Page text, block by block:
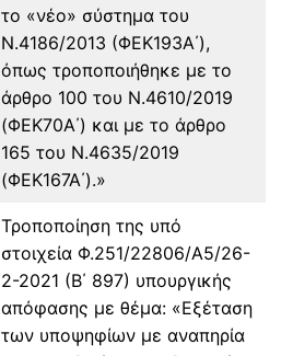
το «νέο» σύστημα του
Ν.4186/2013 (ΦΕΚ193Α΄),
όπως τροποποιήθηκε με το
άρθρο 100 του Ν.4610/2019
(ΦΕΚ70Α΄) και με το άρθρο
165 του Ν.4635/2019
(ΦΕΚ167Α΄).»
Τροποποίηση της υπό
στοιχεία Φ.251/22806/Α5/26-
2-2021 (Β΄ 897) υπουργικής
απόφασης με θέμα: «Εξέταση
των υποψηφίων με αναπηρία